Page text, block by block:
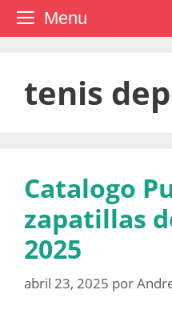
Saltar Menu
tenis
Catalogo
zapatillas
2025
abril 23, 2025 por